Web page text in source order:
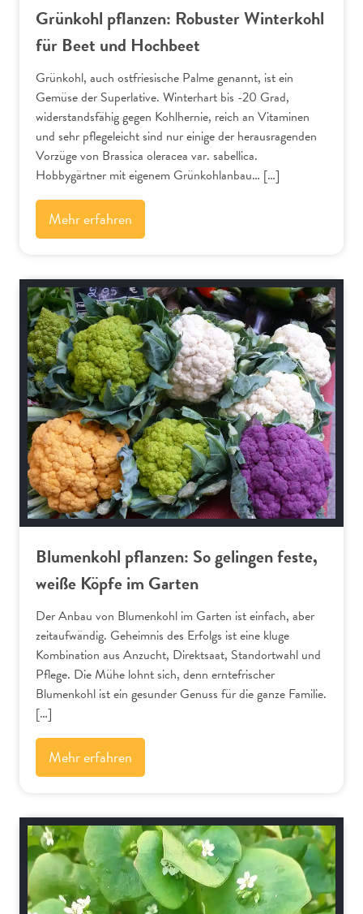
Grünkohl pflanzen: Robuster Winterkohl
für Beet und Hochbeet
Grünkohl, auch ostfriesische Palme genannt, ist ein
Gemüse der Superlative. Winterhart bis -20 Grad,
widerstandsfähig gegen Kohlhernie, reich an Vitaminen
und sehr pflegeleicht sind nur einige der herausragenden
Vorzüge von Brassica oleracea var. sabellica.
Hobbygärtner mit eigenem Grünkohlanbau… […]
Mehr erfahren
Gemüse und Salat
Blumenkohl pflanzen: So gelingen feste,
weiße Köpfe im Garten
Der Anbau von Blumenkohl im Garten ist einfach, aber
zeitaufwändig. Geheimnis des Erfolgs ist eine kluge
Kombination aus Anzucht, Direktsaat, Standortwahl und
Pflege. Die Mühe lohnt sich, denn erntefrischer
Blumenkohl ist ein gesunder Genuss für die ganze Familie.
[…]
Mehr erfahren
Gemüse und Salat